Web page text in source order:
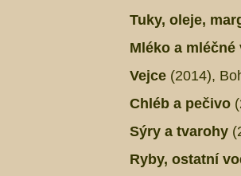
Tuky, oleje,
Mléko a
Vejce (2014),
Chléb a pečivo
Sýry a tvarohy
Ryby, ostatní